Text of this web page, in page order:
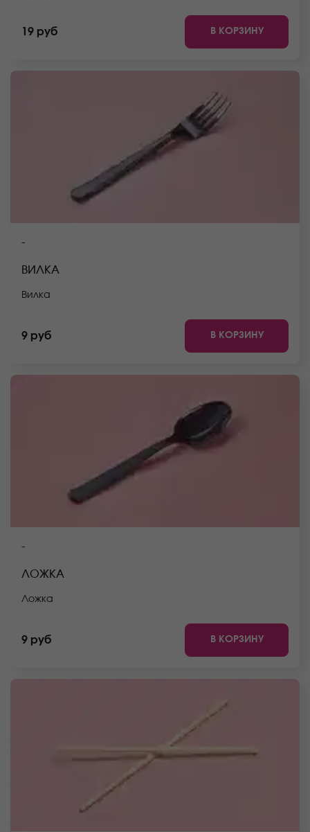
19 руб В КОРЗИНУ
-
ВИЛКА
Вилка
9 руб В КОРЗИНУ
-
ЛОЖКА
Ложка
9 руб В КОРЗИНУ